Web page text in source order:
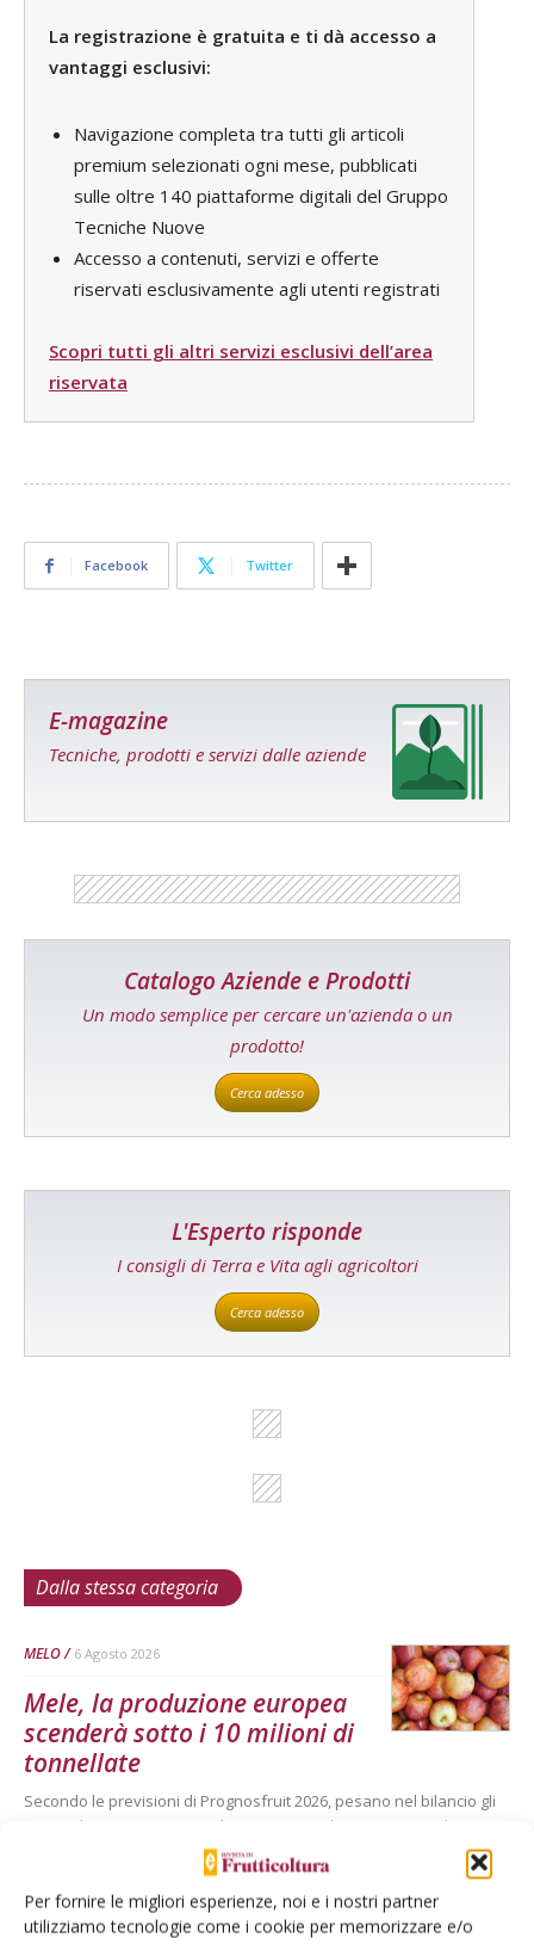
Per fornire le migliori esperienze, noi e i nostri partner
utilizziamo tecnologie come i cookie per memorizzare e/o
La registrazione è gratuita e ti dà accesso a
vantaggi esclusivi:
Navigazione completa tra tutti gli articoli
premium selezionati ogni mese, pubblicati
sulle oltre 140 piattaforme digitali del Gruppo
Tecniche Nuove
Accesso a contenuti, servizi e offerte
riservati esclusivamente agli utenti registrati
Scopri tutti gli altri servizi esclusivi dell’area
riservata
Facebook Twitter
E-magazine
Tecniche, prodotti e servizi dalle aziende
Catalogo Aziende e Prodotti
Un modo semplice per cercare un'azienda o un
prodotto!
Cerca adesso
L'Esperto risponde
I consigli di Terra e Vita agli agricoltori
Cerca adesso
Dalla stessa categoria
MELO 6 Agosto 2026
Mele, la produzione europea
scenderà sotto i 10 milioni di
tonnellate
Secondo le previsioni di Prognosfruit 2026, pesano nel bilancio gli
eventi climatici estremi. Ma le prospettive di mercato sono buone
ECONOMIA E POLITICA 22 Luglio 2026